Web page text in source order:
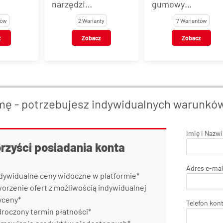
gumowy
NIPLAFLEX
7 Wariantów
Zobacz
wzmocniony
oplotem RP
10 Wariantów
Zobacz
- potrzebujesz indywidualnych
posiadania konta
ceny widoczne w platformie*
ofert z możliwością indywidualnej
termin płatności*
Imię i
Adres e-
Telefon